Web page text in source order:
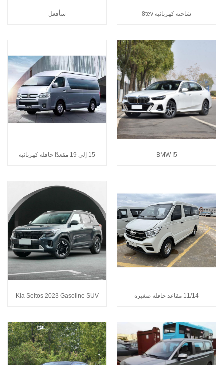
شاحنة كهربائية 8tev سأفعل
BMW I5 15 إلى 19 مقعدًا حافلة كهربائية
11/14 مقاعد حافلة صغيرة Kia Seltos 2023 Gasoline SUV